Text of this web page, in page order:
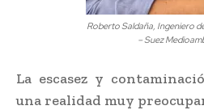
Roberto Saldaña, Ingeniero
– Suez
La escasez y
una realidad muy